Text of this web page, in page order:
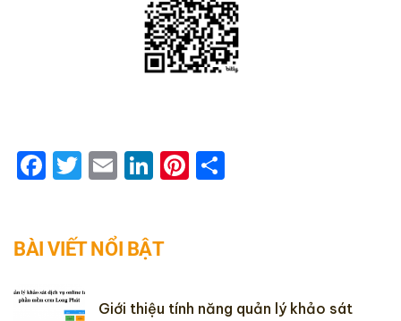
Facebook
Twitter
EmailLinkedIn
Pinterest
BÀI VIẾT NỔI BẬT
Giới thiệu tính năng quản lý khảo sát